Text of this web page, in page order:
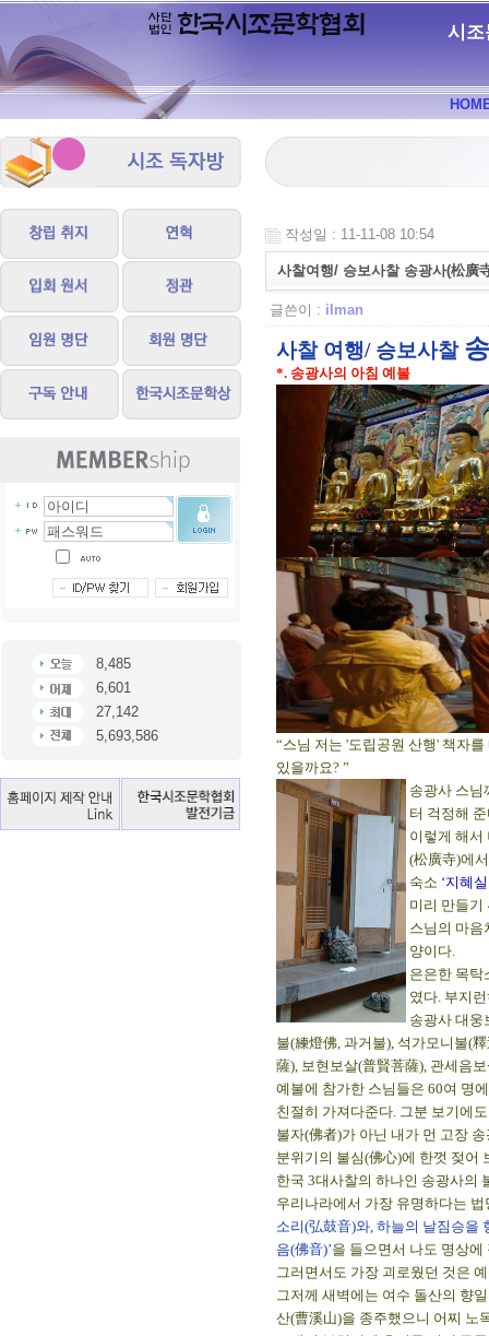
시조
8,485
6,601
27,142
5,693,586
작성일 : 11-11-08 10:54
사찰여행/ 승보사찰 송광사(松廣
글쓴이 : ilman
사찰 여행/ 승보사찰
*. 송광사의 아침 예불
“스님 저는 '도립공원 산행' 책자
있을까요? ”
송광사 스님
터 걱정해
이렇게 해서
(松廣寺)에
숙소 ‘지혜실
미리 만들기
스님의 마음
양이다.
은은한 목탁
였다. 부지
송광사 대웅
불(練燈佛, 과거불), 석가모니불(
薩), 보현보살(普賢菩薩), 관세음
예불에 참가한 스님들은 60여 명
친절히 가져다준다. 그분 보기에
불자(佛者)가 아닌 내가 먼 고장
분위기의 불심(佛心)에 한껏 젖어
한국 3대사찰의 하나인 송광사의
우리나라에서 가장 유명하다는
소리(弘鼓音)와, 하늘의 날짐승을
음(佛音)’을 들으면서 나도 명상
그러면서도 가장 괴로웠던 것은
그저께 새벽에는 여수 돌산의 향
산(曹溪山)을 종주했으니 어찌 노